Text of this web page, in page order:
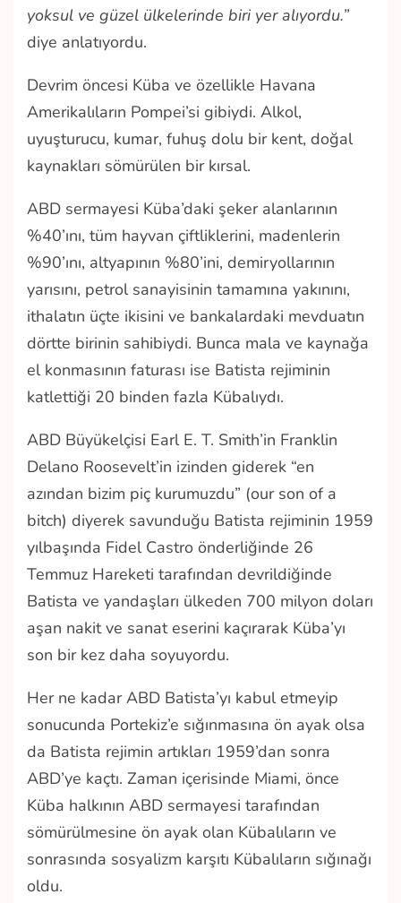
yoksul ve güzel ülkelerinde biri yer alıyordu.”
diye anlatıyordu.
Devrim öncesi Küba ve özellikle Havana
Amerikalıların Pompei’si gibiydi. Alkol,
uyuşturucu, kumar, fuhuş dolu bir kent, doğal
kaynakları sömürülen bir kırsal.
ABD sermayesi Küba’daki şeker alanlarının
%40’ını, tüm hayvan çiftliklerini, madenlerin
%90’ını, altyapının %80’ini, demiryollarının
yarısını, petrol sanayisinin tamamına yakınını,
ithalatın üçte ikisini ve bankalardaki mevduatın
dörtte birinin sahibiydi. Bunca mala ve kaynağa
el konmasının faturası ise Batista rejiminin
katlettiği 20 binden fazla Kübalıydı.
ABD Büyükelçisi Earl E. T. Smith’in Franklin
Delano Roosevelt’in izinden giderek “en
azından bizim piç kurumuzdu” (our son of a
bitch) diyerek savunduğu Batista rejiminin 1959
yılbaşında Fidel Castro önderliğinde 26
Temmuz Hareketi tarafından devrildiğinde
Batista ve yandaşları ülkeden 700 milyon doları
aşan nakit ve sanat eserini kaçırarak Küba’yı
son bir kez daha soyuyordu.
Her ne kadar ABD Batista’yı kabul etmeyip
sonucunda Portekiz’e sığınmasına ön ayak olsa
da Batista rejimin artıkları 1959’dan sonra
ABD’ye kaçtı. Zaman içerisinde Miami, önce
Küba halkının ABD sermayesi tarafından
sömürülmesine ön ayak olan Kübalıların ve
sonrasında sosyalizm karşıtı Kübalıların sığınağı
oldu.